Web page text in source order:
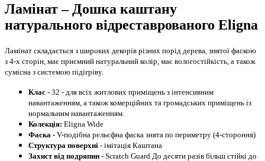
Ламінат – Дошка каштану
натурального відреставрованого Eligna
Ламінат складається з широких декорів різних порід дерева, знятої фаскою
з 4-х сторін, має приємний натуральний колір, має вологостійкість, а також
сумісна з системою підігріву.
Клас - 32 - для всіх житлових приміщень з інтенсивним
навантаженням, а також комерційних та громадських приміщень із
нормальним навантаженням.
Колекція: Eligna Wide
Фаска - V-подібна рельєфна фаска знята по периметру (4-стороння)
Структура поверхні - імітація Каштана
Захист від подряпин - Scratch Guard До десяти разів більш стійкі до